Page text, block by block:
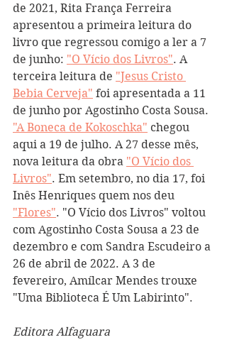
de 2021, Rita França Ferreira
apresentou a primeira leitura do
livro que regressou comigo a ler a 7
de junho: "O Vício dos Livros". A
terceira leitura de "Jesus Cristo
Bebia Cerveja" foi apresentada a 11
de junho por Agostinho Costa Sousa.
"A Boneca de Kokoschka" chegou
aqui a 19 de julho. A 27 desse mês,
nova leitura da obra "O Vício dos
Livros". Em setembro, no dia 17, foi
Inês Henriques quem nos deu
"Flores". "O Vício dos Livros" voltou
com Agostinho Costa Sousa a 23 de
dezembro e com Sandra Escudeiro a
26 de abril de 2022. A 3 de
fevereiro, Amílcar Mendes trouxe
"Uma Biblioteca É Um Labirinto".
Editora Alfaguara